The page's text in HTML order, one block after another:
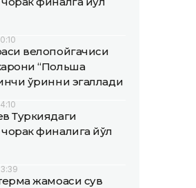
велопойгачиси
“Польша
ўринни эгаллади
Туркиядаги
финалига йўл
жамоаси сув